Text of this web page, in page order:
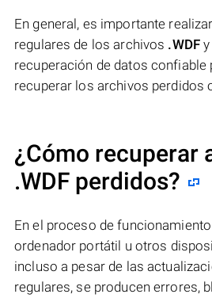
En general, es importante
regulares de los archivos .WDF
recuperación de datos confiable
recuperar los archivos perdidos
¿Cómo recuperar
.WDF perdidos?
En el proceso de
ordenador portátil u otros
incluso a pesar de las
regulares, se producen errores,